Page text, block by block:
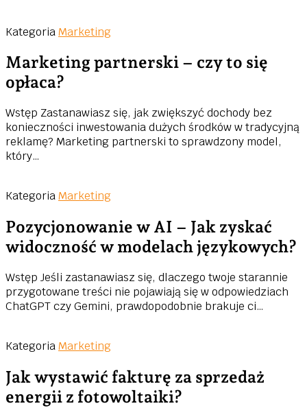
KategoriaMarketing
Marketing partnerski – czy to się
opłaca?
Wstęp Zastanawiasz się, jak zwiększyć dochody bez
konieczności inwestowania dużych środków w tradycyjną
reklamę? Marketing partnerski to sprawdzony model,
który…
KategoriaMarketing
Pozycjonowanie w AI – Jak zyskać
widoczność w modelach językowych?
Wstęp Jeśli zastanawiasz się, dlaczego twoje starannie
przygotowane treści nie pojawiają się w odpowiedziach
ChatGPT czy Gemini, prawdopodobnie brakuje ci…
KategoriaMarketing
Jak wystawić fakturę za sprzedaż
energii z fotowoltaiki?